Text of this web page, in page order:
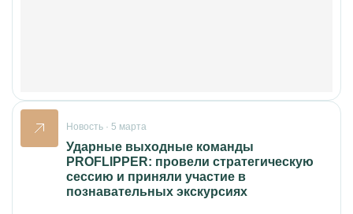
Новость · 5 марта
Ударные выходные команды
PROFLIPPER: провели стратегическую
сессию и приняли участие в
познавательных экскурсиях